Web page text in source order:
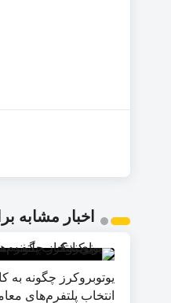
اخبار مشابه
یوتوبروکرز چگونه به
انتخاب پلتفرم‌های